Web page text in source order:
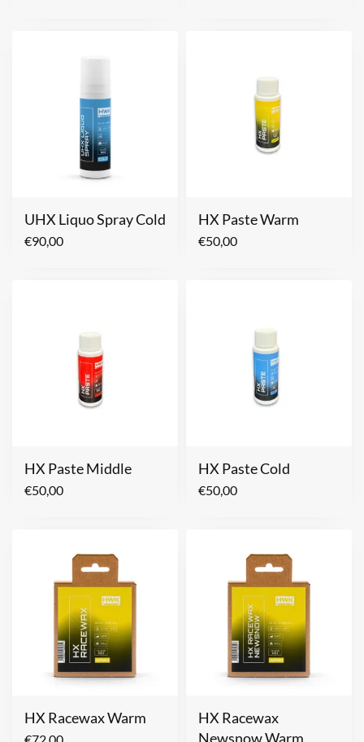
UHX Liquo Spray Cold
€90,00
HX Paste Warm
€50,00
HX Paste Middle
€50,00
HX Paste Cold
€50,00
HX Racewax Warm
HX Racewax
Newsnow Warm